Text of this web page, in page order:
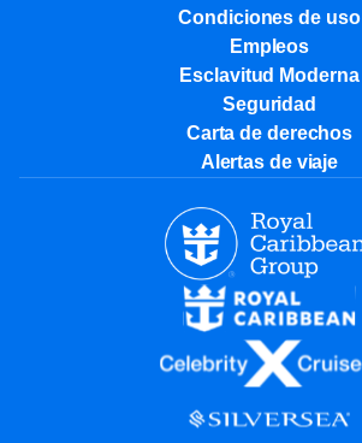
Condiciones de uso
Empleos
Esclavitud Moderna
Seguridad
Carta de derechos
Alertas de viaje